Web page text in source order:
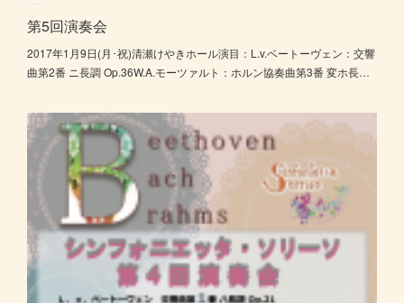
第5回演奏会
2017年1月9日(月･祝)清瀬けやきホール演目：L.v.ベートーヴェン：交響
曲第2番 ニ長調 Op.36W.A.モーツァルト：ホルン協奏曲第3番 変ホ長…